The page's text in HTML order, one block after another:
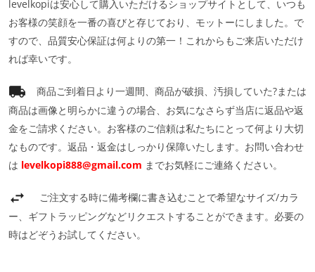
levelkopiは安心して購入いただけるショップサイトとして、いつも
お客様の笑顔を一番の喜びと存じており、モットーにしました。で
すので、品質安心保証は何よりの第一！これからもご来店いただけ
れば幸いです。
商品ご到着日より一週間、商品が破損、汚損していた?または
商品は画像と明らかに違うの場合、お気になさらず当店に返品や返
金をご請求ください。お客様のご信頼は私たちにとって何より大切
なものです。返品・返金はしっかり保障いたします。お問い合わせ
は levelkopi888@gmail.com までお気軽にご連絡ください。
ご注文する時に備考欄に書き込むことで希望なサイズ/カラ
ー、ギフトラッピングなどリクエストすることができます。必要の
時はどぞうお試してください。